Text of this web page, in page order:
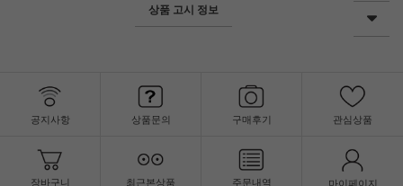
상품 고시 정보
공지사항 상품문의 구매후기 관심상품
장바구니 최근본상품 주문내역 마이페이지